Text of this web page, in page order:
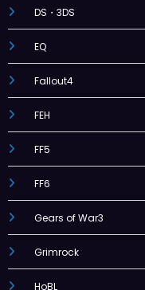
DS・3DS
EQ
Fallout4
FEH
FF5
FF6
Gears of War3
Grimrock
HoBL